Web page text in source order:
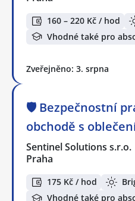
160 – 220 Kč / hod
Vhodné také pro
Zveřejněno: 3. srpna
🛡️ Bezpečnostní
obchodě s
Sentinel Solutions s.r.o.
Praha
175 Kč / hod
Vhodné také pro